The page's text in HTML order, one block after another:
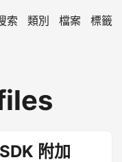
索 類別 檔案 標籤
附加